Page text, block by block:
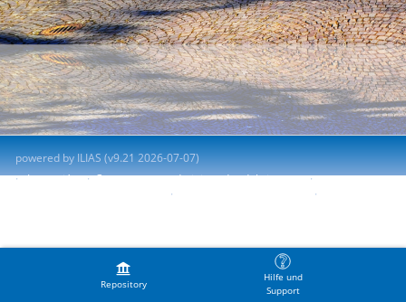
Repository
Hilfe und
Support
powered by ILIAS (v9.21 2026-07-07)
Impresión
Contactar con administrador del sistema